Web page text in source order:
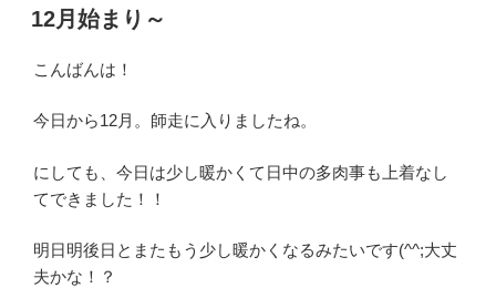
稿
日:
12月始まり～
こんばんは！
今日から12月。師走に入りましたね。
にしても、今日は少し暖かくて日中の多肉事も上着なし
てできました！！
明日明後日とまたもう少し暖かくなるみたいです(^^;大丈
夫かな！？